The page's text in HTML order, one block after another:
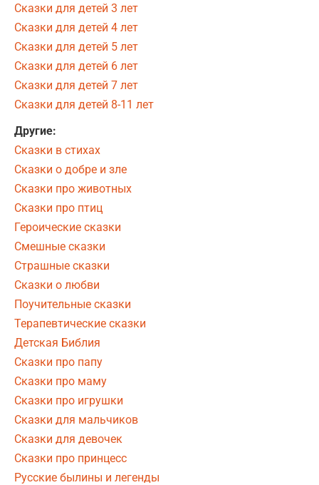
Сказки для детей 3 лет
Сказки для детей 4 лет
Сказки для детей 5 лет
Сказки для детей 6 лет
Сказки для детей 7 лет
Сказки для детей 8-11 лет
Другие:
Сказки в стихах
Сказки о добре и зле
Сказки про животных
Сказки про птиц
Героические сказки
Смешные сказки
Страшные сказки
Сказки о любви
Поучительные сказки
Терапевтические сказки
Детская Библия
Сказки про папу
Сказки про маму
Сказки про игрушки
Сказки для мальчиков
Сказки для девочек
Сказки про принцесс
Русские былины и легенды